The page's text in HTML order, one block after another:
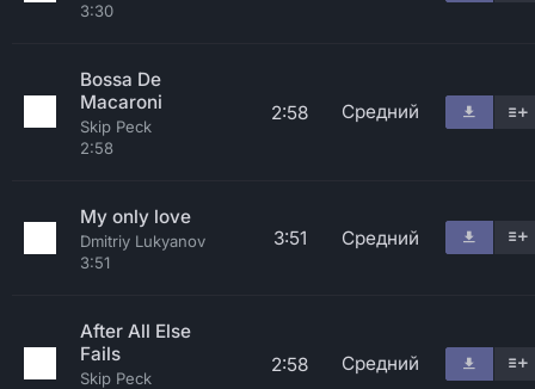
3:30
Bossa De
Macaroni
Skip Peck
2:58
2:58 Средний
My only love
Dmitriy Lukyanov
3:51
3:51 Средний
After All Else
Fails
Skip Peck
2:58 Средний